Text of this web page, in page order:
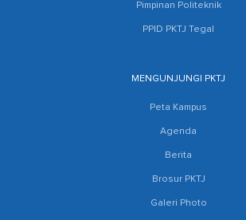
Pimpinan Politeknik
PPID PKTJ Tegal
MENGUNJUNGI PKTJ
Peta Kampus
Agenda
Berita
Brosur PKTJ
Galeri Photo